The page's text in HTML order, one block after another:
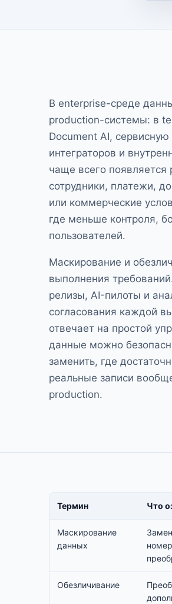
В enterprise-среде
production-системы: в
Document AI,
интеграторов и
чаще всего появляется
сотрудники, платежи,
или коммерческие
где меньше контроля,
пользователей.
Маскирование и
выполнения
релизы, AI-пилоты и
согласования каждой
отвечает на простой
данные можно
заменить, где
реальные записи
production.
Термин Что
Маскирование
данных
Обезличивание